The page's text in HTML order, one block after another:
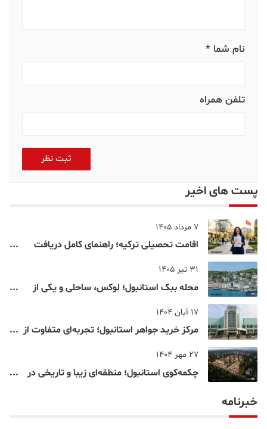
نام شما *
تلفن همراه
ثبت نظر
پست های اخیر
7 مرداد 1405
اقامت تحصیلی ترکیه؛ راهنمای کامل دریافت
31 تیر 1405
محله ببک استانبول؛ لوکس، ساحلی و یکی از
17 آبان 1404
مرکز خرید جواهر استانبول؛ تجربه‌ای متفاوت از
27 مهر 1404
چکمه‌کوی استانبول؛ منطقه‌ای زیبا و تاریخی در
خبرنامه